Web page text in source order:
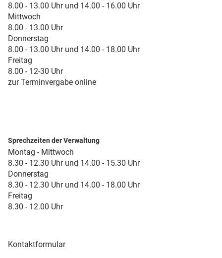
8.00 - 13.00 Uhr und 14.00 - 16.00 Uhr
Mittwoch
8.00 - 13.00 Uhr
Donnerstag
8.00 - 13.00 Uhr und 14.00 - 18.00 Uhr
Freitag
8.00 - 12-30 Uhr
zur Terminvergabe online
Sprechzeiten der Verwaltung
Montag - Mittwoch
8.30 - 12.30 Uhr und 14.00 - 15.30 Uhr
Donnerstag
8.30 - 12.30 Uhr und 14.00 - 18.00 Uhr
Freitag
8.30 - 12.00 Uhr
Kontaktformular